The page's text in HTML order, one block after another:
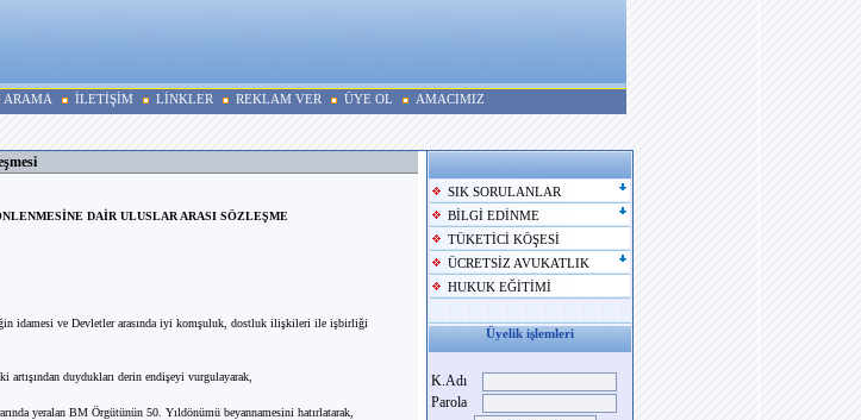
ARAMA İLETİŞİM LİNKLER REKLAM VER ÜYE OL AMACIMIZ
DAİR ULUSLAR ARASI SÖZLEŞME
idamesi ve Devletler arasında iyi komşuluk, dostluk ilişkileri ile işbirliği
duydukları derin endişeyi vurgulayarak,
yeralan BM Örgütünün 50. Yıldönümü beyannamesini hatırlatarak,
SIK SORULANLAR
BİLGİ EDİNME
TÜKETİCİ KÖŞESİ
ÜCRETSİZ AVUKATLIK
HUKUK EĞİTİMİ
Üyelik işlemleri
K.Adı
Parola